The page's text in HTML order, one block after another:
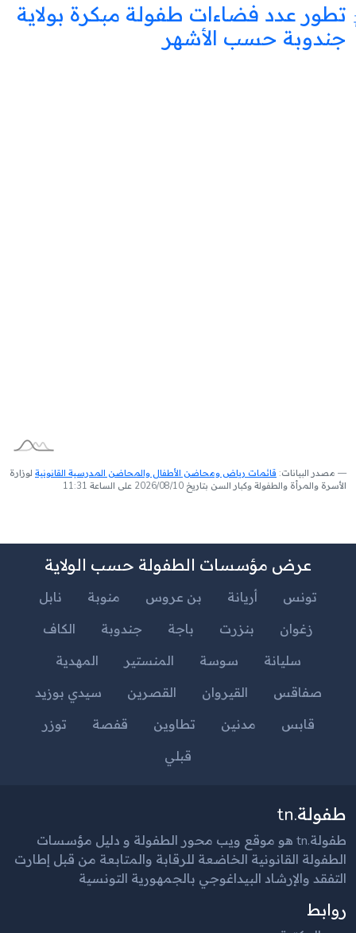
تطور عدد فضاءات طفولة مبكرة بولاية
جندوبة حسب الأشهر
مصدر البيانات: قائمات رياض ومحاضن الأطفال والمحاضن المدرسية القانونية لوزارة
الأسرة والمرأة والطفولة وكبار السن بتاريخ 2026/08/10 على الساعة 11:31
عرض مؤسسات الطفولة حسب الولاية
تونس أريانة بن عروس منوبة
نابل
زغوان
بنزرت باجة جندوبة
الكاف
سليانة
سوسة المنستير
المهدية
صفاقس
القيروان القصرين
سيدي بوزيد
قابس
مدنين تطاوين قفصة
توزر
قبلي
طفولة.tn
طفولة.tn هو موقع ويب محور الطفولة و دليل مؤسسات
الطفولة القانونية الخاضعة للرقابة والمتابعة من قبل إطارت
التفقد والإرشاد البيداغوجي بالجمهورية التونسية
روابط